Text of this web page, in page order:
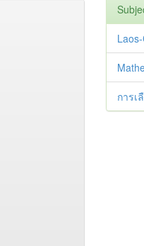
การเ